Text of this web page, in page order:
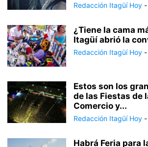
Redacción Itagüí Hoy -
¿Tiene la cama
Itagüí abrió la
Redacción Itagüí Hoy -
Estos son los
de las Fiestas de
Comercio y...
Redacción Itagüí Hoy -
Habrá Feria para